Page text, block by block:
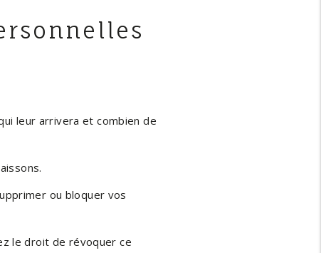
leur arrivera et combien de
ou bloquer vos
le droit de révoquer ce